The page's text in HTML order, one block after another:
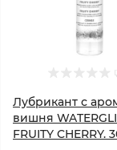
Лубрикант с
вишня
FRUITY CHERRY.